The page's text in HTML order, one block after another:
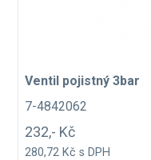
Ventil pojistný 3bar
7-4842062
232,- Kč
280,72 Kč s DPH